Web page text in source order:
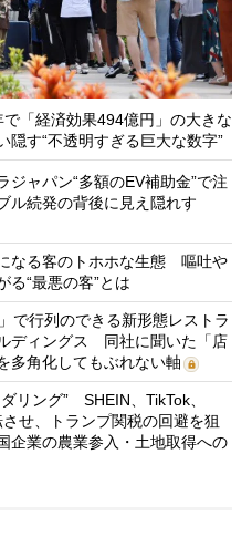
「経済効果494億円」の大きな
す“不透明すぎる巨大な数字”
ジャパン“多額のEV補助金”で注
続発の背後に見え隠れす
なる客のトホホな生態 嘔吐や
る“最悪の客”とは
で行列のできる新形態レストラ
ディングス 同社に聞いた「店
多角化してもぶれない軸
リング” SHEIN、TikTok、
せ、トランプ関税の回避を狙
業の農業参入・土地取得への